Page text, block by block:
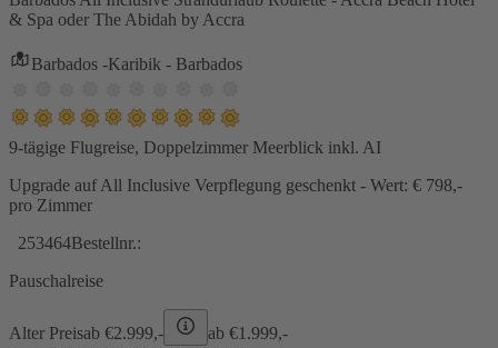
& Spa oder The Abidah by Accra
Barbados -Karibik - Barbados
9-tägige Flugreise, Doppelzimmer Meerblick inkl. AI
Upgrade auf All Inclusive Verpflegung geschenkt - Wert: € 798,-
pro Zimmer
253464Bestellnr.:
Pauschalreise
Alter Preisab €2.999,- ab €1.999,-